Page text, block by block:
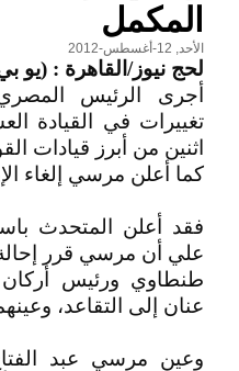
المكمل
الأحد, 12-أغسطس-2012
لحج نيوز/القاهرة : (يو
أجرى الرئيس
تغييرات في القيادة
اثنين من أبرز قيادات
كما أعلن مرسي إلغاء
فقد أعلن المتحدث
علي أن مرسي قرر
طنطاوي ورئيس
عنان إلى التقاعد،
وعين مرسي عبد